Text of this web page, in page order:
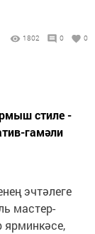
1802 0 0
стиле -
гамәли
эчтәлеге
мастер-
ярминкәсе,